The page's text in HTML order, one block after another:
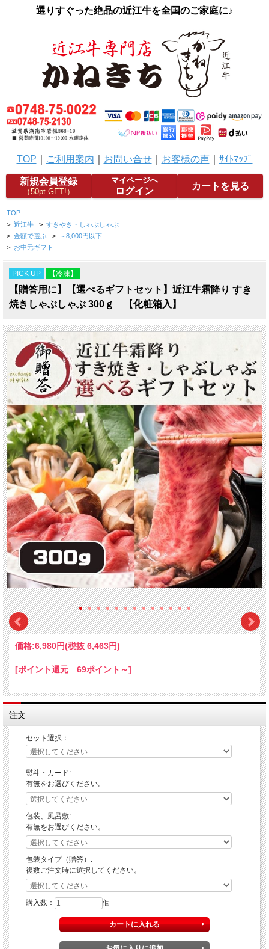
選りすぐった絶品の近江牛を全国のご家庭に♪
TOP ご利用案内 お問い合せ｜ お客様の声｜ ｻｲﾄﾏｯﾌﾟ
新規会員登録
（50pt GET!）
マイページへ
ログイン カートを見る
TOP
> 近江牛 > すきやき・しゃぶしゃぶ
> 金額で選ぶ > ～8,000円以下
> お中元ギフト
PICK UP 【冷凍】
【贈答用に】【選べるギフトセット】近江牛霜降り すき
焼きしゃぶしゃぶ 300ｇ 【化粧箱入】
価格:6,980円(税抜 6,463円)
[ポイント還元 69ポイント～]
注文
セット選択：
熨斗・カード:
有無をお選びください。
包装、風呂敷:
有無をお選びください。
包装タイプ（贈答）:
複数ご注文時に選択してください。
購入数： 個